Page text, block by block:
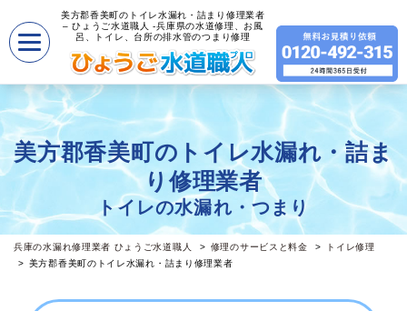
美方郡香美町のトイレ水漏れ・詰まり修理業者
– ひょうご水道職人 -兵庫県の水道修理、お風
呂、トイレ、台所の排水管のつまり修理
美方郡香美町のトイレ水漏れ・詰ま
り修理業者
トイレの水漏れ・つまり
兵庫の水漏れ修理業者 ひょうご水道職人 修理のサービスと料金
トイレ修理
美方郡香美町のトイレ水漏れ・詰まり修理業者